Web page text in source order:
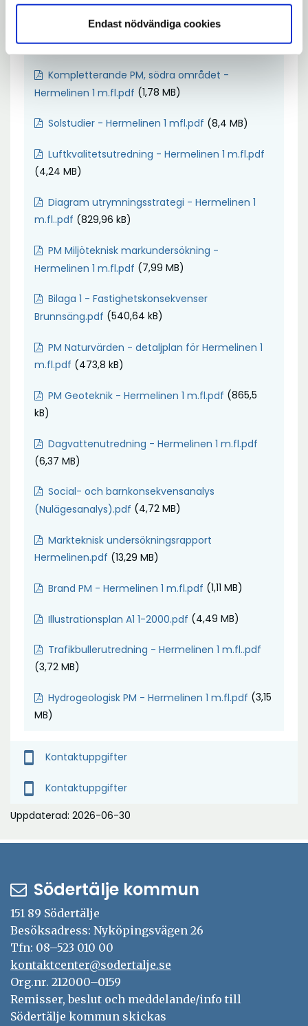
Endast nödvändiga cookies
Trafikutredning detaljplan för Hermelinen 1
m.fl.pdf (8,55 MB)
Kompletterande PM, södra området -
Hermelinen 1 m.fl.pdf (1,78 MB)
Solstudier - Hermelinen 1 mfl.pdf (8,4 MB)
Luftkvalitetsutredning - Hermelinen 1 m.fl.pdf
(4,24 MB)
Diagram utrymningsstrategi - Hermelinen 1
m.fl..pdf (829,96 kB)
PM Miljöteknisk markundersökning -
Hermelinen 1 m.fl.pdf (7,99 MB)
Bilaga 1 - Fastighetskonsekvenser
Brunnsäng.pdf (540,64 kB)
PM Naturvärden - detaljplan för Hermelinen 1
m.fl.pdf (473,8 kB)
PM Geoteknik - Hermelinen 1 m.fl.pdf (865,5
kB)
Dagvattenutredning - Hermelinen 1 m.fl.pdf
(6,37 MB)
Social- och barnkonsekvensanalys
(Nulägesanalys).pdf (4,72 MB)
Markteknisk undersökningsrapport
Hermelinen.pdf (13,29 MB)
Brand PM - Hermelinen 1 m.fl.pdf (1,11 MB)
Illustrationsplan A1 1-2000.pdf (4,49 MB)
Trafikbullerutredning - Hermelinen 1 m.fl..pdf
(3,72 MB)
Hydrogeologisk PM - Hermelinen 1 m.fl.pdf (3,15
MB)
smartphone Kontaktuppgifter
smartphone Kontaktuppgifter
Uppdaterad: 2026-06-30
Södertälje kommun
151 89 Södertälje
Besöksadress: Nyköpingsvägen 26
Tfn: 08–523 010 00
kontaktcenter@sodertalje.se
Org.nr. 212000–0159
Remisser, beslut och meddelande/info till
Södertälje kommun skickas